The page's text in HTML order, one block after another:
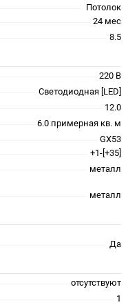
Потолок
24 меc
8.5
220 В
Светодиодная [LED]
12.0
6.0 примерная кв. м
GX53
+1-[+35]
металл
металл
Да
отсутствуют
1